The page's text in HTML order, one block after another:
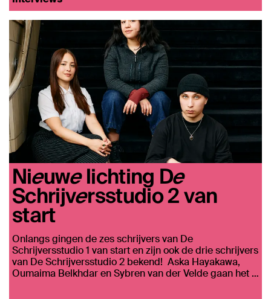
Nieuwe lichting De
Schrijversstudio 2 van
start
Onlangs gingen de zes schrijvers van De
Schrijversstudio 1 van start en zijn ook de drie schrijvers
van De Schrijversstudio 2 bekend! Aska Hayakawa,
Oumaima Belkhdar en Sybren van der Velde gaan het …